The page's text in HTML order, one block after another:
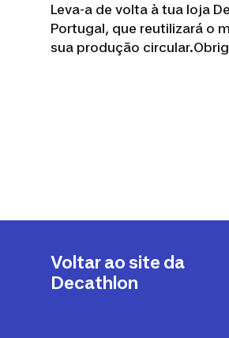
Leva-a de volta à tua loja
Portugal, que reutilizará o
sua produção
Voltar ao site da
Decathlon